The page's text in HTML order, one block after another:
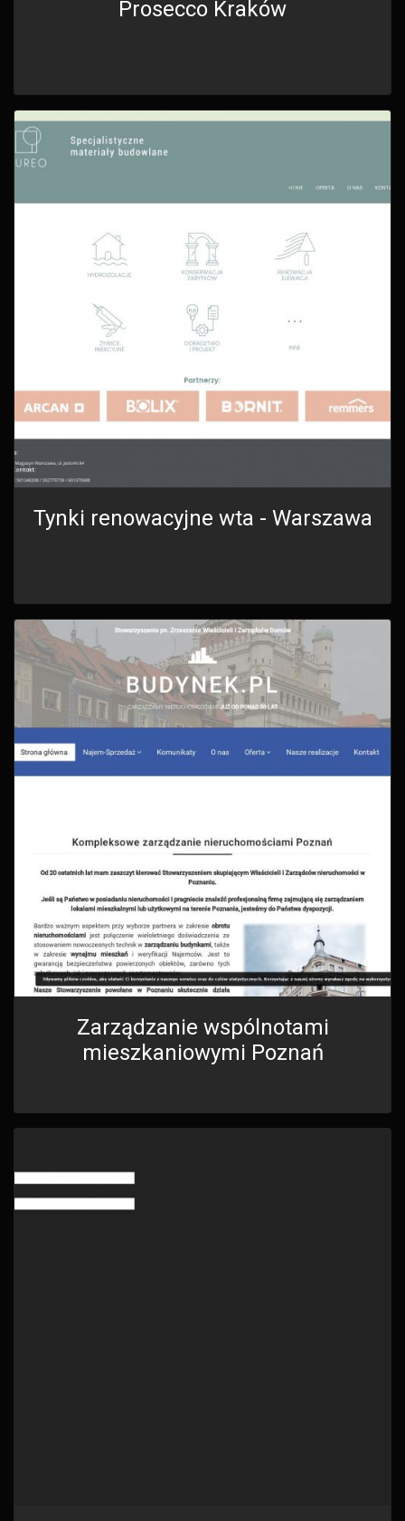
Prosecco Kraków
Tynki renowacyjne wta - Warszawa
Zarządzanie wspólnotami
mieszkaniowymi Poznań